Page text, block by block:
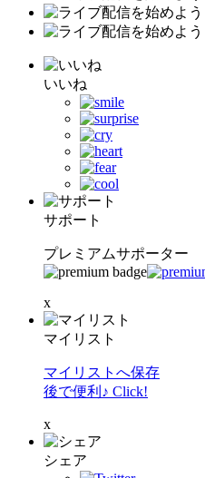
いいね
サポート
プレミアムサポーター
x
マイリスト
マイリストへ保存
後で便利♪ Click!
x
シェア